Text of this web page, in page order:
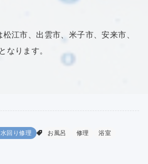
江市、出雲市、米子市、安来市、
なります。
回り修理 お風呂 修理 浴室